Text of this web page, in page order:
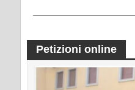
Petizioni online